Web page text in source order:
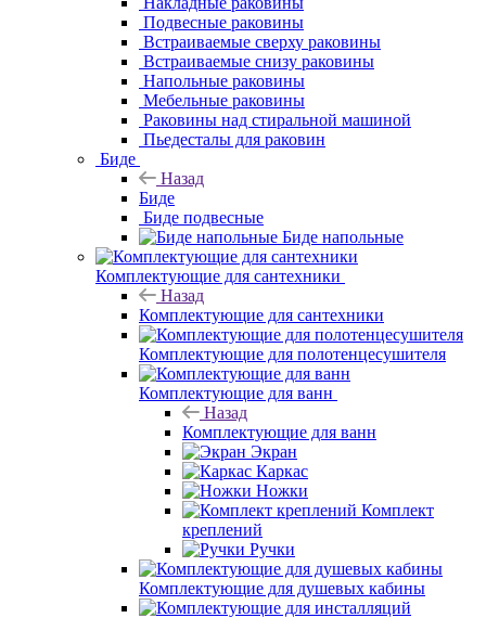
Накладные раковины
Подвесные
раковины
Встраиваемые сверху раковины
Встраиваемые снизу раковины
раковины
раковины
Раковины над стиральной машиной
Пьедесталы для
раковин
Биде
Назад
Биде
Биде подвесные
Биде напольные
Комплектующие для сантехники
Назад
Комплектующие для сантехники
Комплектующие для полотенцесушителя
Комплектующие для ванн
Назад
Комплектующие для ванн
Экран
Каркас
Ножки
Комплект